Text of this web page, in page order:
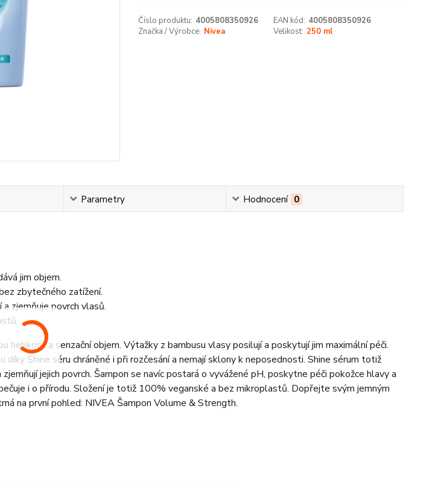
Číslo produktu: 4005808350926 EAN kód: 4005808350926
Značka / Výrobce: Nivea Velikost: 250 ml
Parametry Hodnocení 0
jim objem.
zbytečného zatížení.
a zjemňuje povrch vlasů.
hebkost a senzační objem. Výtažky z bambusu vlasy posilují a poskytují jim maximální péči.
díky Shine séru chráněné i při rozčesání a nemají sklony k neposednosti. Shine sérum totiž
jejich povrch. Šampon se navíc postará o vyvážené pH, poskytne péči pokožce hlavy a
i o přírodu. Složení je totiž 100% veganské a bez mikroplastů. Dopřejte svým jemným
na první pohled: NIVEA Šampon Volume & Strength.